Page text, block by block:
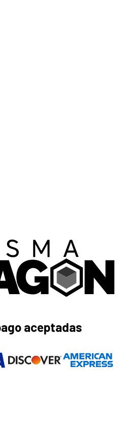
aceptadas